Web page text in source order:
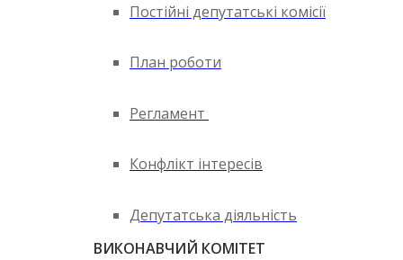
Постійні депутатські комісії
План роботи
Регламент
Конфлікт інтересів
Депутатська діяльність
ВИКОНАВЧИЙ КОМІТЕТ